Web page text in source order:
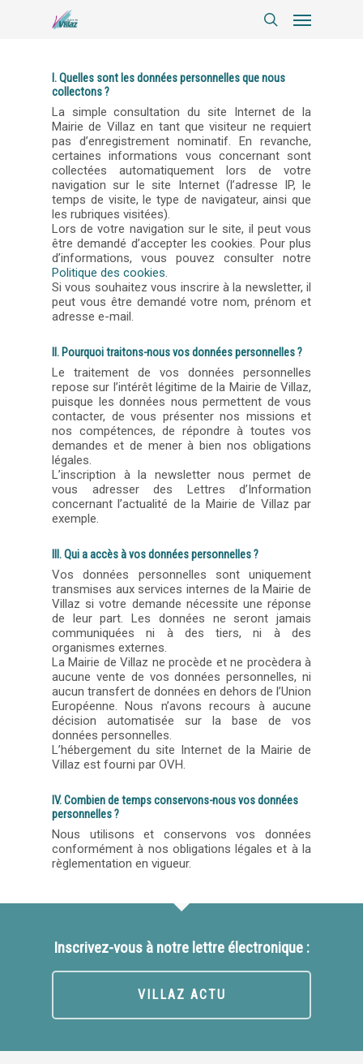
I. Quelles sont les données personnelles que nous
collectons ?
La simple consultation du site Internet de la
Mairie de Villaz en tant que visiteur ne requiert
pas d’enregistrement nominatif. En revanche,
certaines informations vous concernant sont
collectées automatiquement lors de votre
navigation sur le site Internet (l’adresse IP, le
temps de visite, le type de navigateur, ainsi que
les rubriques visitées).
Lors de votre navigation sur le site, il peut vous
être demandé d’accepter les cookies. Pour plus
d’informations, vous pouvez consulter notre
Politique des cookies.
Si vous souhaitez vous inscrire à la newsletter, il
peut vous être demandé votre nom, prénom et
adresse e-mail.
II. Pourquoi traitons-nous vos données personnelles ?
Le traitement de vos données personnelles
repose sur l’intérêt légitime de la Mairie de Villaz,
puisque les données nous permettent de vous
contacter, de vous présenter nos missions et
nos compétences, de répondre à toutes vos
demandes et de mener à bien nos obligations
légales.
L’inscription à la newsletter nous permet de
vous adresser des Lettres d’Information
concernant l’actualité de la Mairie de Villaz par
exemple.
III. Qui a accès à vos données personnelles ?
Vos données personnelles sont uniquement
transmises aux services internes de la Mairie de
Villaz si votre demande nécessite une réponse
de leur part. Les données ne seront jamais
communiquées ni à des tiers, ni à des
organismes externes.
La Mairie de Villaz ne procède et ne procèdera à
aucune vente de vos données personnelles, ni
aucun transfert de données en dehors de l’Union
Européenne. Nous n’avons recours à aucune
décision automatisée sur la base de vos
données personnelles.
L’hébergement du site Internet de la Mairie de
Villaz est fourni par OVH.
IV. Combien de temps conservons-nous vos données
personnelles ?
Nous utilisons et conservons vos données
conformément à nos obligations légales et à la
règlementation en vigueur.
Inscrivez-vous à notre lettre électronique :
VILLAZ ACTU